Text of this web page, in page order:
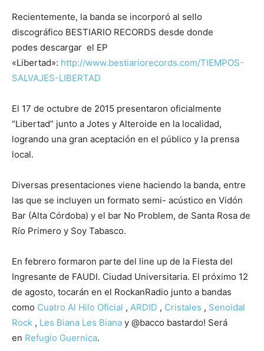
Recientemente, la banda se incorporó al sello
discográfico BESTIARIO RECORDS desde donde
podes descargar el EP
«Libertad»: http://www.bestiariorecords.com/TIEMPOS-
SALVAJES-LIBERTAD
El 17 de octubre de 2015 presentaron oficialmente
“Libertad” junto a Jotes y Alteroide en la localidad,
logrando una gran aceptación en el público y la prensa
local.
Diversas presentaciones viene haciendo la banda, entre
las que se incluyen un formato semi- acústico en Vidón
Bar (Alta Córdoba) y el bar No Problem, de Santa Rosa de
Río Primero y Soy Tabasco.
En febrero formaron parte del line up de la Fiesta del
Ingresante de FAUDI. Ciudad Universitaria. El próximo 12
de agosto, tocarán en el RockanRadio junto a bandas
como Cuatro Al Hilo Oficial , ARDID , Cristales , Senoidal
Rock , Les Biana Les Biana y @bacco bastardo! Será
en Refugio Guernica.